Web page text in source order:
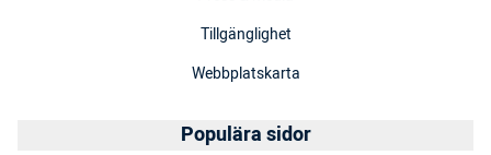
Tillgänglighet
Webbplatskarta
Populära sidor